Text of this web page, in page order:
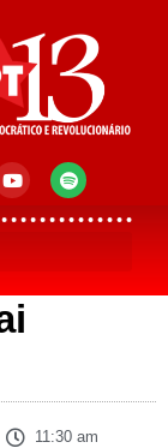
11:30 am